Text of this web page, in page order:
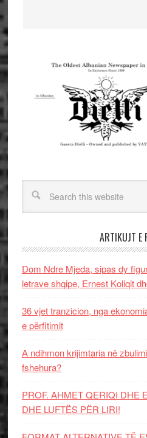
ARTIKUJT E
Dom Ndre Mjeda, sipas dy
letrave shqipe, Ernest Koliqit
36 vjet tranzicion, nga
e përfitimit
A ndihmon krijimtaria në
fshehura?
PROF. AHMET QERIQI DHE
DHE LUFTЁS PЁR LIRI!